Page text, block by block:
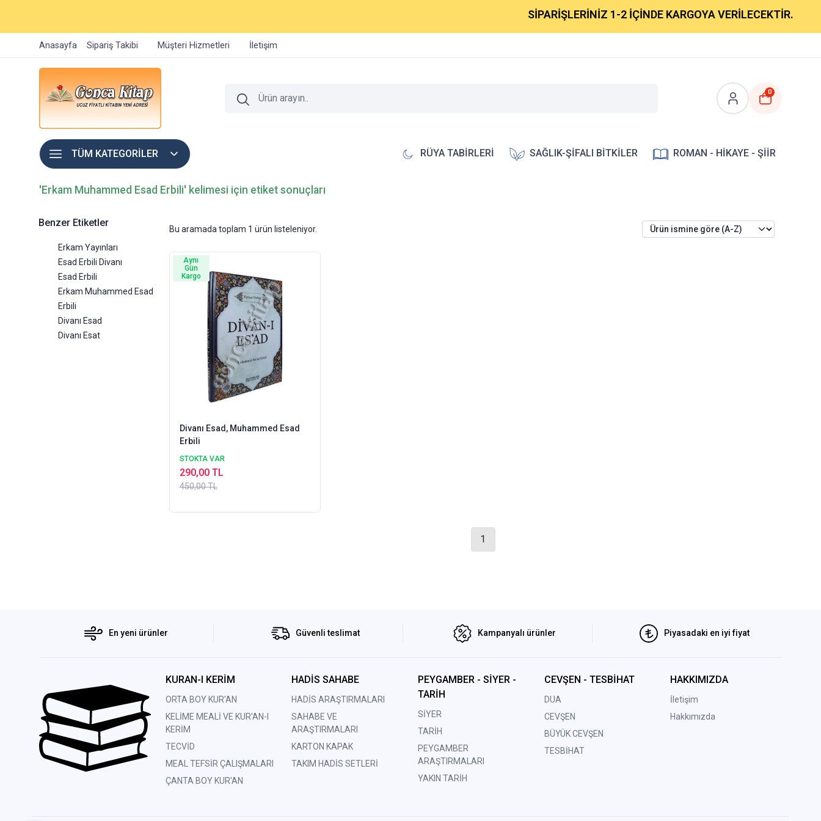
SİPARİŞLERİNİZ 1-2 İÇİNDE KARGOYA VERİLECEKTİR.
Anasayfa Sipariş Takibi Müşteri Hizmetleri İletişim
0
TÜM KATEGORİLER RÜYA TABİRLERİ SAĞLIK-ŞİFALI BİTKİLER ROMAN - HİKAYE - ŞİİR
'Erkam Muhammed Esad Erbili' kelimesi için etiket sonuçları
Benzer Etiketler
Erkam Yayınları
Esad Erbili Divanı
Esad Erbili
Erkam Muhammed Esad
Erbili
Divanı Esad
Divanı Esat
Bu aramada toplam 1 ürün listeleniyor.
Divanı Esad, Muhammed Esad
Erbili
STOKTA VAR
450,00 TL
290,00 TL
Aynı
Gün
Kargo
1
En yeni ürünler Güvenli teslimat Kampanyalı ürünler Piyasadaki en iyi fiyat
KURAN-I KERİM
ORTA BOY KUR'AN
KELİME MEALİ VE KUR'AN-I
KERİM
TECVİD
MEAL TEFSİR ÇALIŞMALARI
ÇANTA BOY KUR'AN
HADİS SAHABE
HADİS ARAŞTIRMALARI
SAHABE VE
ARAŞTIRMALARI
KARTON KAPAK
TAKIM HADİS SETLERİ
PEYGAMBER - SİYER -
TARİH
SİYER
TARİH
PEYGAMBER
ARAŞTIRMALARI
YAKIN TARİH
CEVŞEN - TESBİHAT
DUA
CEVŞEN
BÜYÜK CEVŞEN
TESBİHAT
HAKKIMIZDA
İletişim
Hakkımızda